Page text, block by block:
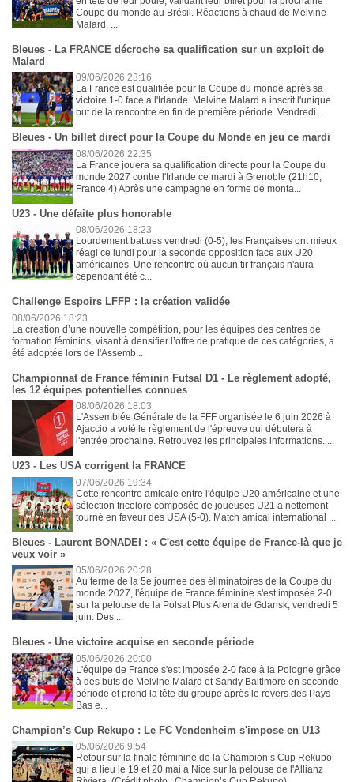
Coupe du monde au Brésil. Réactions à chaud de Melvine
Malard, ...
Bleues - La FRANCE décroche sa qualification sur un exploit de
Malard
09/06/2026 23:16
La France est qualifiée pour la Coupe du monde après sa
victoire 1-0 face à l'Irlande. Melvine Malard a inscrit l'unique
but de la rencontre en fin de première période. Vendredi...
Bleues - Un billet direct pour la Coupe du Monde en jeu ce mardi
08/06/2026 22:35
La France jouera sa qualification directe pour la Coupe du
monde 2027 contre l'Irlande ce mardi à Grenoble (21h10,
France 4) Après une campagne en forme de monta...
U23 - Une défaite plus honorable
08/06/2026 18:23
Lourdement battues vendredi (0-5), les Françaises ont mieux
réagi ce lundi pour la seconde opposition face aux U20
américaines. Une rencontre où aucun tir français n'aura
cependant été c...
Challenge Espoirs LFFP : la création validée
08/06/2026 18:23
La création d’une nouvelle compétition, pour les équipes des centres de
formation féminins, visant à densifier l’offre de pratique de ces catégories, a
été adoptée lors de l'Assemb...
Championnat de France féminin Futsal D1 - Le règlement adopté,
les 12 équipes potentielles connues
08/06/2026 18:03
L'Assemblée Générale de la FFF organisée le 6 juin 2026 à
Ajaccio a voté le règlement de l'épreuve qui débutera à
l'entrée prochaine. Retrouvez les principales informations. ...
U23 - Les USA corrigent la FRANCE
07/06/2026 19:34
Cette rencontre amicale entre l'équipe U20 américaine et une
sélection tricolore composée de joueuses U21 a nettement
tourné en faveur des USA (5-0). Match amical international ...
Bleues - Laurent BONADEI : « C'est cette équipe de France-là que je
veux voir »
05/06/2026 20:28
Au terme de la 5e journée des éliminatoires de la Coupe du
monde 2027, l'équipe de France féminine s'est imposée 2-0
sur la pelouse de la Polsat Plus Arena de Gdansk, vendredi 5
juin. Des ...
Bleues - Une victoire acquise en seconde période
05/06/2026 20:00
L'équipe de France s'est imposée 2-0 face à la Pologne grâce
à des buts de Melvine Malard et Sandy Baltimore en seconde
période et prend la tête du groupe après le revers des Pays-
Bas e...
Champion’s Cup Rekupo : Le FC Vendenheim s'impose en U13
05/06/2026 9:54
Retour sur la finale féminine de la Champion’s Cup Rekupo
qui a lieu le 19 et 20 mai à Nice sur la pelouse de l'Allianz